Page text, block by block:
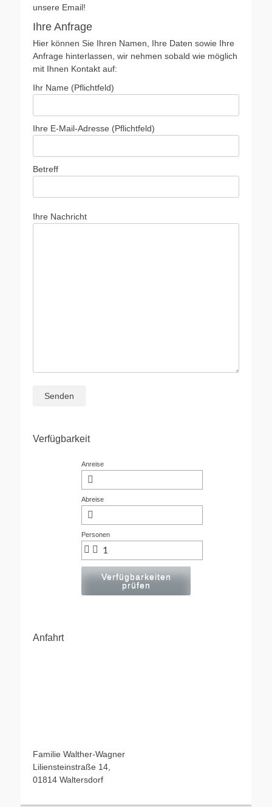
unsere Email!
Ihre Anfrage
Hier können Sie Ihren Namen, Ihre Daten sowie Ihre
Anfrage hinterlassen, wir nehmen sobald wie möglich
mit Ihnen Kontakt auf:
Bitte lasse dieses Feld leer.
Ihr Name (Pflichtfeld)
Ihre E-Mail-Adresse (Pflichtfeld)
Betreff
Ihre Nachricht
Verfügbarkeit
Anreise
Abreise
Personen
Verfügbarkeiten
prüfen
Anfahrt
Familie Walther-Wagner
Liliensteinstraße 14,
01814 Waltersdorf